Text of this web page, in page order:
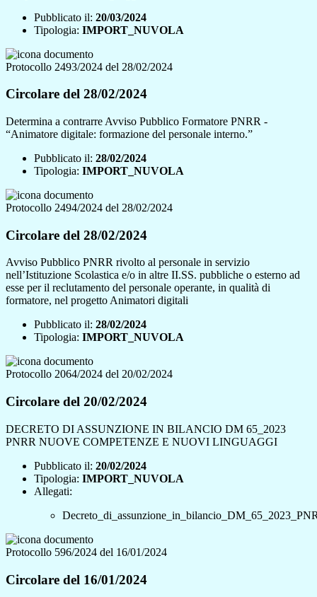
Pubblicato il: 20/03/2024
Tipologia: IMPORT_NUVOLA
Protocollo 2493/2024 del 28/02/2024
Circolare del 28/02/2024
Determina a contrarre Avviso Pubblico Formatore PNRR -
“Animatore digitale: formazione del personale interno.”
Pubblicato il: 28/02/2024
Tipologia: IMPORT_NUVOLA
Protocollo 2494/2024 del 28/02/2024
Circolare del 28/02/2024
Avviso Pubblico PNRR rivolto al personale in servizio
nell’Istituzione Scolastica e/o in altre II.SS. pubbliche o esterno ad
esse per il reclutamento del personale operante, in qualità di
formatore, nel progetto Animatori digitali
Pubblicato il: 28/02/2024
Tipologia: IMPORT_NUVOLA
Protocollo 2064/2024 del 20/02/2024
Circolare del 20/02/2024
DECRETO DI ASSUNZIONE IN BILANCIO DM 65_2023
PNRR NUOVE COMPETENZE E NUOVI LINGUAGGI
Pubblicato il: 20/02/2024
Tipologia: IMPORT_NUVOLA
Allegati:
Protocollo 596/2024 del 16/01/2024
Circolare del 16/01/2024